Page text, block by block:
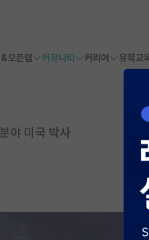
오픈랩 커뮤니티 커리어 유학교
미국 박사